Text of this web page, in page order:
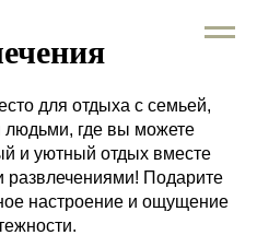
для отдыха с семьей,
людьми, где вы можете
и уютный отдых вместе
Подарите
настроение и ощущение